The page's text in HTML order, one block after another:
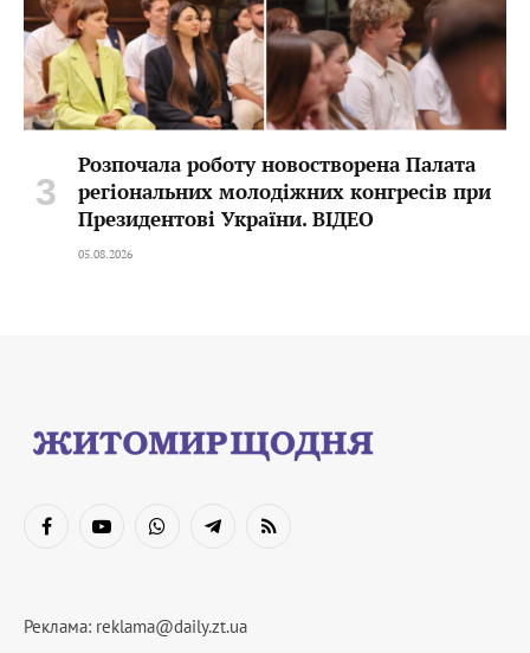
Розпочала роботу новостворена Палата
регіональних молодіжних конгресів при
Президентові України. ВІДЕО
05.08.2026
FacebookYouTubeWhatsAppTelegramRSS
Реклама: reklama@daily.zt.ua